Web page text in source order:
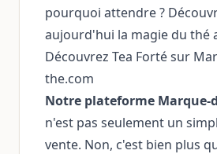
pourquoi attendre ?
aujourd'hui la magie du thé
Découvrez Tea Forté sur
the.com
Notre plateforme Marque-
n'est pas seulement un
vente. Non, c'est bien plus